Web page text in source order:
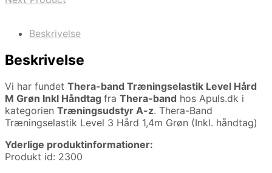
Beskrivelse
Beskrivelse
Vi har fundet Thera-band Træningselastik Level Hård
M Grøn Inkl Håndtag fra Thera-band hos Apuls.dk i
kategorien Træningsudstyr A-z. Thera-Band
Træningselastik Level 3 Hård 1,4m Grøn (Inkl. håndtag)
Yderlige produktinformationer:
Produkt id: 2300